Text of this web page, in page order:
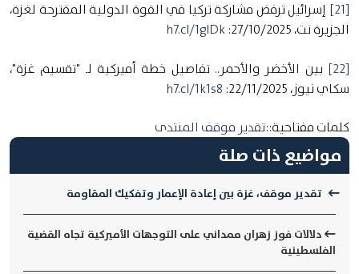
[21] إسرائيل ترفض مشاركة تركيا في القوة الدولية المقترحة لغزة،
الجزيرة نت، 27/10/2025:
h7.cl/1glDk
[22] بين الأخضر والأحمر.. تفاصيل خطة أميركية لـ "تقسيم غزة"،
سكاي نيوز، 22/11/2025:
h7.cl/1k1s8
كلمات مفتاحية::تقدير موقف المنتدى
مواضيع ذات صلة
تقدير موقف، غزة بين إعادة الإعمار وتفكيك المقاومة
دلالات فوز زهران ممداني على التوجهات الأميركية تجاه القضية
الفلسطينية